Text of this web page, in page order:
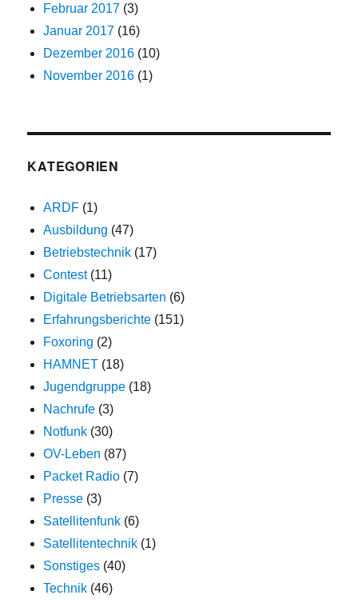
Februar 2017 (3)
Januar 2017 (16)
Dezember 2016 (10)
November 2016 (1)
KATEGORIEN
ARDF (1)
Ausbildung (47)
Betriebstechnik (17)
Contest(11)
Digitale Betriebsarten (6)
Erfahrungsberichte (151)
Foxoring (2)
HAMNET (18)
Jugendgruppe (18)
Nachrufe (3)
Notfunk (30)
OV-Leben (87)
Packet Radio (7)
Presse (3)
Satellitenfunk (6)
Satellitentechnik (1)
Sonstiges (40)
Technik (46)